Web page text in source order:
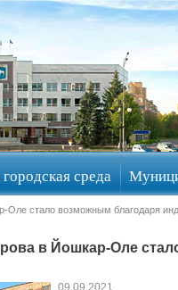
среда
Оле стало возможным благодаря
в Йошкар-Оле
09.09.2021